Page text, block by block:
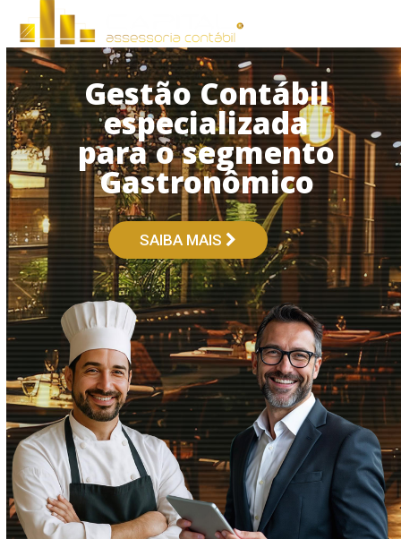
content
Open
mobile
menu
Close
mobile
menu
Gestão Contábil
especializada
para o segmento
Gastronômico
SAIBA MAIS